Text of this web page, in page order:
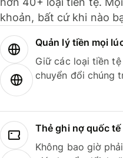
khoản, bất cứ khi nào
Quản lý tiền mọi
Giữ các loại tiền
chuyển đổi chúng
Thẻ ghi nợ quốc tế
Không bao giờ